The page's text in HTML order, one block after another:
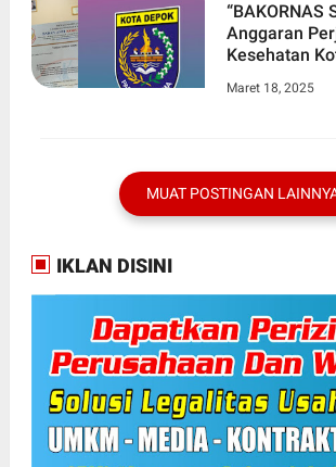
“BAKORNAS
Anggaran
Kesehatan
Maret 18, 2025
MUAT POSTINGAN
IKLAN DISINI